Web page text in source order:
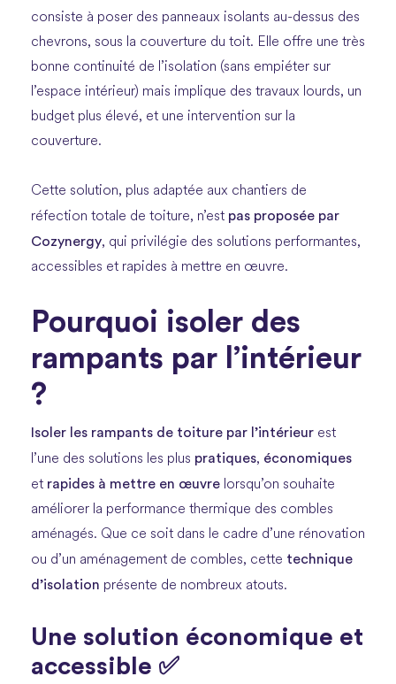
consiste à poser des panneaux isolants au-dessus des
chevrons, sous la couverture du toit. Elle offre une très
bonne continuité de l’isolation (sans empiéter sur
l’espace intérieur) mais implique des travaux lourds, un
budget plus élevé, et une intervention sur la
couverture.
Cette solution, plus adaptée aux chantiers de
réfection totale de toiture, n’est pas proposée par
Cozynergy, qui privilégie des solutions performantes,
accessibles et rapides à mettre en œuvre.
Pourquoi isoler des
rampants par l’intérieur
?
Isoler les rampants de toiture par l’intérieur est
l’une des solutions les plus pratiques, économiques
et rapides à mettre en œuvre lorsqu’on souhaite
améliorer la performance thermique des combles
aménagés. Que ce soit dans le cadre d’une rénovation
ou d’un aménagement de combles, cette technique
d’isolation présente de nombreux atouts.
Une solution économique et
accessible ✅